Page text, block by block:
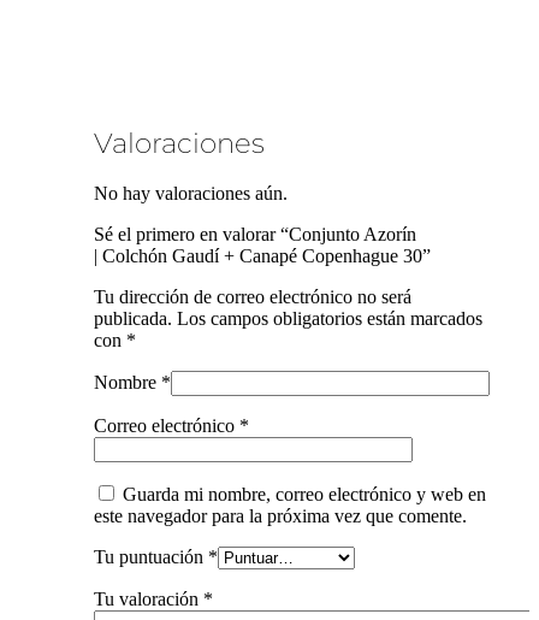
Valoraciones
No hay valoraciones aún.
Sé el primero en valorar “Conjunto Azorín
| Colchón Gaudí + Canapé Copenhague 30”
Tu dirección de correo electrónico no será
publicada. Los campos obligatorios están marcados
con *
Nombre *
Correo electrónico *
Guarda mi nombre, correo electrónico y web en
este navegador para la próxima vez que comente.
Tu puntuación *
Tu valoración *